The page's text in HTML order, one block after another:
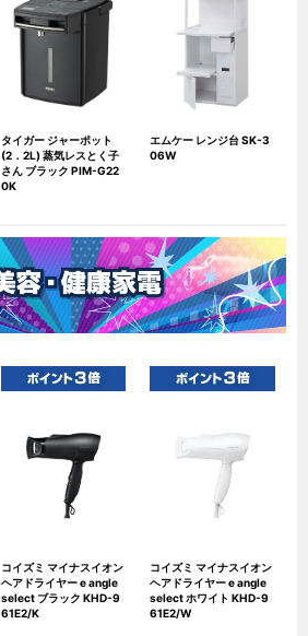
タイガー ジャーポット
(2．2L) 蒸気レスとく子
さん ブラック PIM-G22
0K
エムケー レンジ台 SK-3
06W
コイズミ マイナスイオン
ヘアドライヤー e angle
select ブラック KHD-9
61E2/K
コイズミ マイナスイオン
ヘアドライヤー e angle
select ホワイト KHD-9
61E2/W